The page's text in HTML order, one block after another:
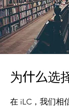
为什么选
在 iLC，我们相